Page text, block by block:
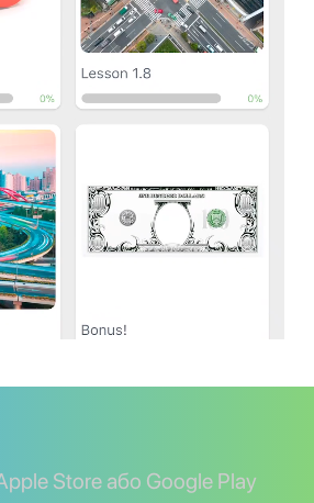
Store або Google Play